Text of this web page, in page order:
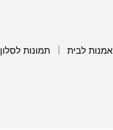
אמנות לבית תמונות לסלון